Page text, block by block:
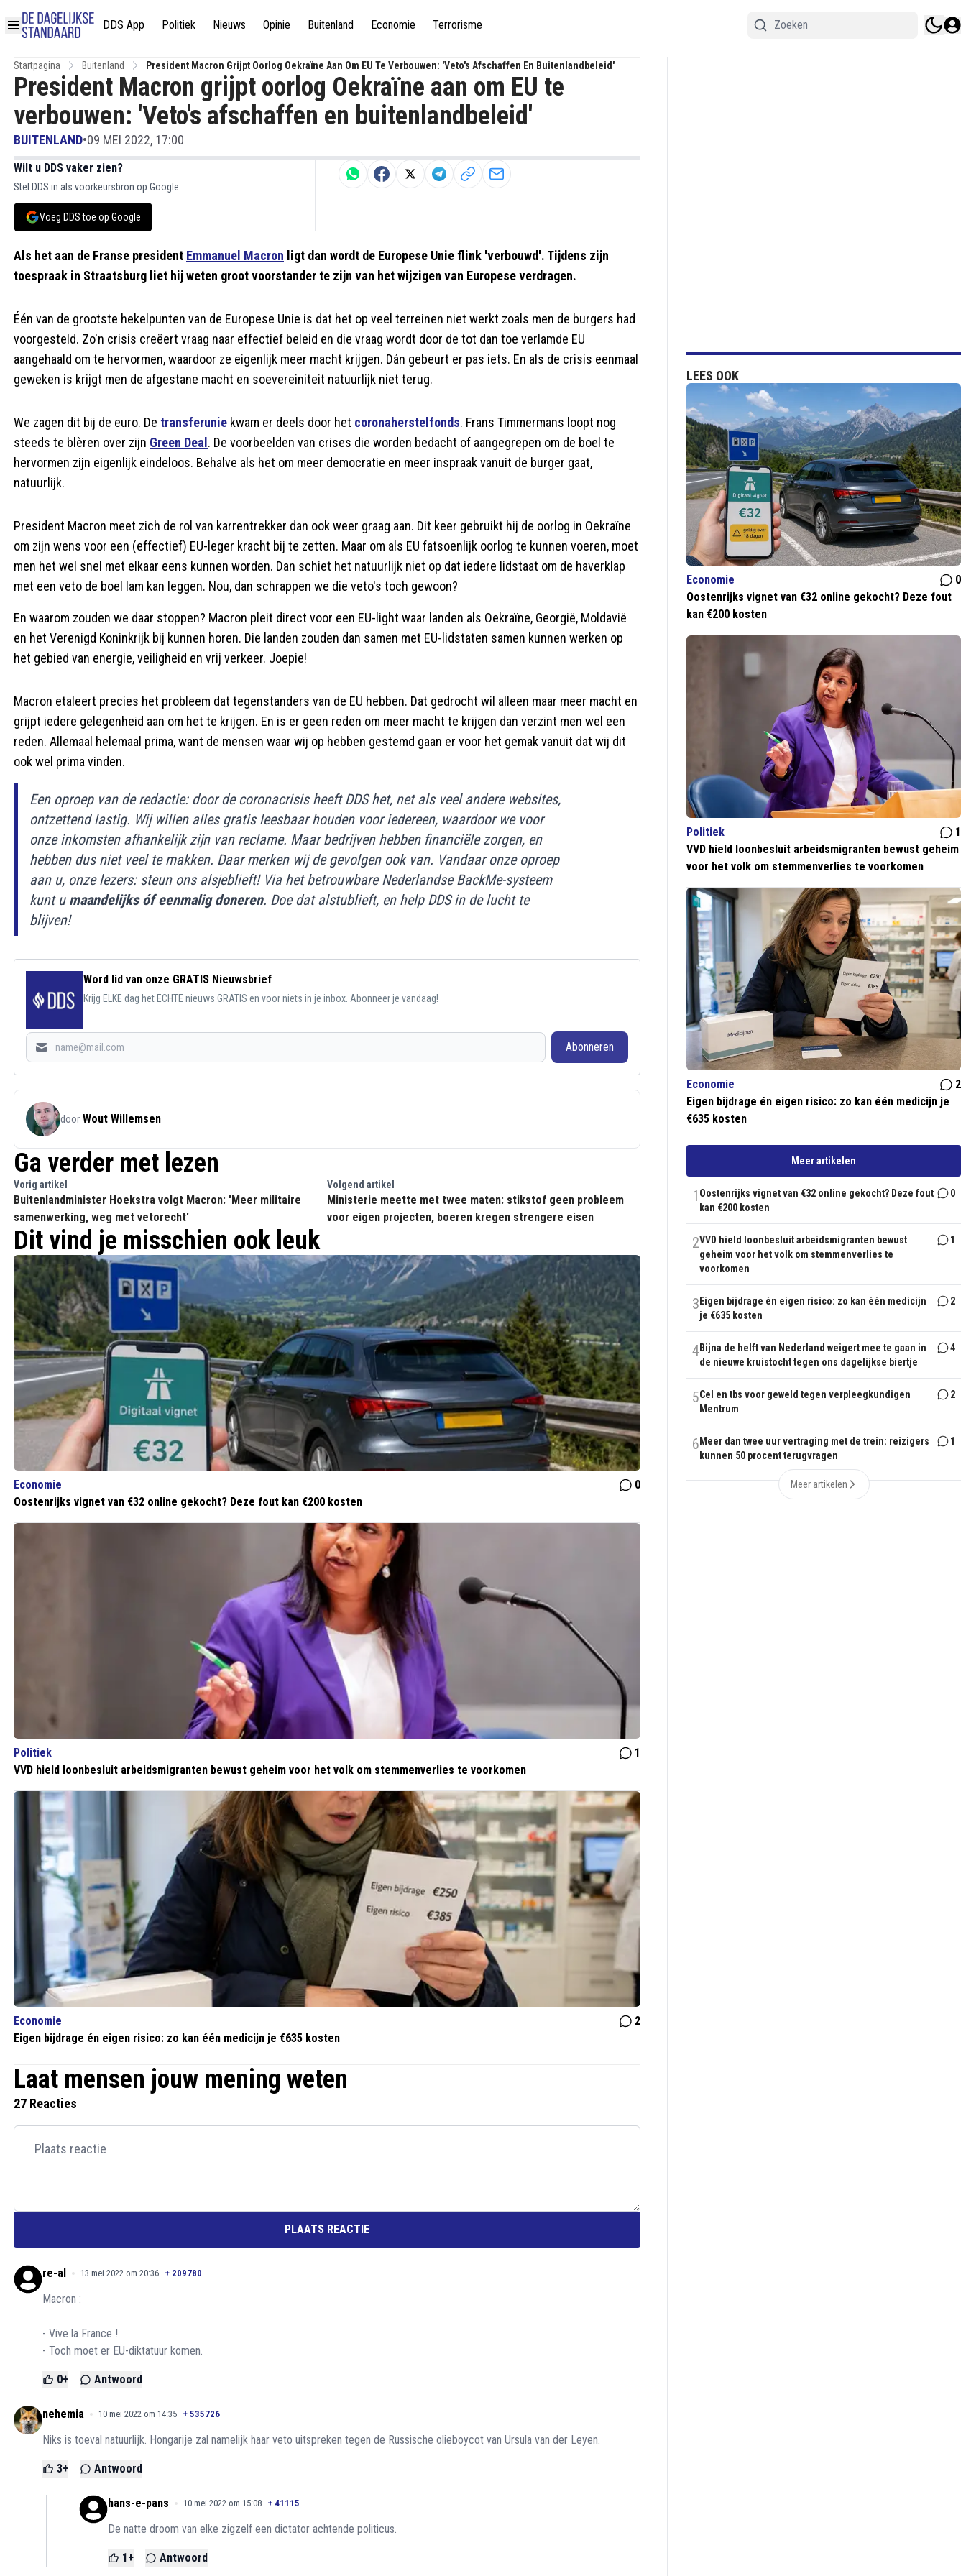
DDS App Politiek Nieuws Opinie Buitenland Economie Terrorisme
Startpagina Buitenland President Macron Grijpt Oorlog Oekraïne Aan Om EU Te Verbouwen: 'Veto's Afschaffen En Buitenlandbeleid'
President Macron grijpt oorlog Oekraïne aan om EU te
verbouwen: 'Veto's afschaffen en buitenlandbeleid'
BUITENLAND•09 MEI 2022, 17:00
Wilt u DDS vaker zien?
Stel DDS in als voorkeursbron op Google.
Voeg DDS toe op Google
Als het aan de Franse president Emmanuel Macron ligt dan wordt de Europese Unie flink 'verbouwd'. Tijdens zijn
toespraak in Straatsburg liet hij weten groot voorstander te zijn van het wijzigen van Europese verdragen.
Één van de grootste hekelpunten van de Europese Unie is dat het op veel terreinen niet werkt zoals men de burgers had
voorgesteld. Zo'n crisis creëert vraag naar effectief beleid en die vraag wordt door de tot dan toe verlamde EU
aangehaald om te hervormen, waardoor ze eigenlijk meer macht krijgen. Dán gebeurt er pas iets. En als de crisis eenmaal
geweken is krijgt men de afgestane macht en soevereiniteit natuurlijk niet terug.
We zagen dit bij de euro. De transferunie kwam er deels door het coronaherstelfonds. Frans Timmermans loopt nog
steeds te blèren over zijn Green Deal . De voorbeelden van crises die worden bedacht of aangegrepen om de boel te
hervormen zijn eigenlijk eindeloos. Behalve als het om meer democratie en meer inspraak vanuit de burger gaat,
natuurlijk.
President Macron meet zich de rol van karrentrekker dan ook weer graag aan. Dit keer gebruikt hij de oorlog in Oekraïne
om zijn wens voor een (effectief) EU-leger kracht bij te zetten. Maar om als EU fatsoenlijk oorlog te kunnen voeren, moet
men het wel snel met elkaar eens kunnen worden. Dan schiet het natuurlijk niet op dat iedere lidstaat om de haverklap
met een veto de boel lam kan leggen. Nou, dan schrappen we die veto's toch gewoon?
En waarom zouden we daar stoppen? Macron pleit direct voor een EU-light waar landen als Oekraïne, Georgië, Moldavië
en het Verenigd Koninkrijk bij kunnen horen. Die landen zouden dan samen met EU-lidstaten samen kunnen werken op
het gebied van energie, veiligheid en vrij verkeer. Joepie!
Macron etaleert precies het probleem dat tegenstanders van de EU hebben. Dat gedrocht wil alleen maar meer macht en
grijpt iedere gelegenheid aan om het te krijgen. En is er geen reden om meer macht te krijgen dan verzint men wel een
reden. Allemaal helemaal prima, want de mensen waar wij op hebben gestemd gaan er voor het gemak vanuit dat wij dit
ook wel prima vinden.
Een oproep van de redactie: door de coronacrisis heeft DDS het, net als veel andere websites,
ontzettend lastig. Wij willen alles gratis leesbaar houden voor iedereen, waardoor we voor
onze inkomsten afhankelijk zijn van reclame. Maar bedrijven hebben financiële zorgen, en
hebben dus niet veel te makken. Daar merken wij de gevolgen ook van. Vandaar onze oproep
aan u, onze lezers: steun ons alsjeblieft! Via het betrouwbare Nederlandse BackMe-systeem
kunt u maandelijks óf eenmalig doneren. Doe dat alstublieft, en help DDS in de lucht te
blijven!
Word lid van onze GRATIS Nieuwsbrief
Krijg ELKE dag het ECHTE nieuws GRATIS en voor niets in je inbox. Abonneer je vandaag!
Abonneren
door Wout Willemsen
Ga verder met lezen
Vorig artikel
Buitenlandminister Hoekstra volgt Macron: 'Meer militaire
samenwerking, weg met vetorecht'
Volgend artikel
Ministerie meette met twee maten: stikstof geen probleem
voor eigen projecten, boeren kregen strengere eisen
Dit vind je misschien ook leuk
Economie
0
Oostenrijks vignet van €32 online gekocht? Deze fout kan €200 kosten
Politiek
1
VVD hield loonbesluit arbeidsmigranten bewust geheim voor het volk om stemmenverlies te voorkomen
Economie
2
Eigen bijdrage én eigen risico: zo kan één medicijn je €635 kosten
Laat mensen jouw mening weten
27 Reacties
PLAATS REACTIE
re-al 13 mei 2022 om 20:36 + 209780
Macron :
- Vive la France !
- Toch moet er EU-diktatuur komen.
0+ Antwoord
nehemia 10 mei 2022 om 14:35 + 535726
Niks is toeval natuurlijk. Hongarije zal namelijk haar veto uitspreken tegen de Russische olieboycot van Ursula van der Leyen.
3+ Antwoord
hans-e-pans 10 mei 2022 om 15:08 + 41115
De natte droom van elke zigzelf een dictator achtende politicus.
1+ Antwoord
LEES OOK
Economie
0
Oostenrijks vignet van €32 online gekocht? Deze fout
kan €200 kosten
Politiek
1
VVD hield loonbesluit arbeidsmigranten bewust geheim
voor het volk om stemmenverlies te voorkomen
Economie
2
Eigen bijdrage én eigen risico: zo kan één medicijn je
€635 kosten
Meer artikelen
1 Oostenrijks vignet van €32 online gekocht? Deze fout
kan €200 kosten
0
2VVD hield loonbesluit arbeidsmigranten bewust
geheim voor het volk om stemmenverlies te
voorkomen
1
3 Eigen bijdrage én eigen risico: zo kan één medicijn
je €635 kosten
2
4Bijna de helft van Nederland weigert mee te gaan in
de nieuwe kruistocht tegen ons dagelijkse biertje
4
5Cel en tbs voor geweld tegen verpleegkundigen
Mentrum
2
6 Meer dan twee uur vertraging met de trein: reizigers
kunnen 50 procent terugvragen
1
Meer artikelen